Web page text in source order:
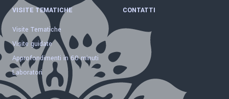
VISITE TEMATICHE
Visite Tematiche
Visite guidate
Approfondimenti in 60 minuti
Laboratori
CONTATTI